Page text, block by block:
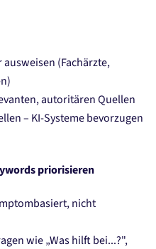
(Fachärzte,
autoritären Quellen
– KI-Systeme bevorzugen
priorisieren
nicht
wie „Was hilft bei...?",